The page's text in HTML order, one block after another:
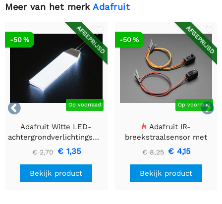
Meer van het merk Adafruit


AFGEPRIJSD
Op voorraad
-50 %
Adafruit Witte LED-
achtergrondverlichtingsmodule
- Klein 12 mm x 40 mm
€ 2,70 € 1,35
Bekijk product
AFGEPRIJSD
Op voorraad
-50 %
Adafruit IR-
breekstraalsensor met
premium draadheader
header einden - 5 mm
LED's
€ 8,25 € 4,15
Bekijk product